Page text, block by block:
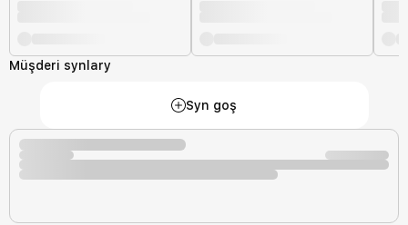
Müşderi synlary
Syn goş